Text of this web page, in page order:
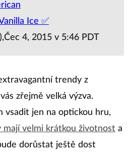
Ice ✅
4, 2015 v 5:46 PDT
trendy z
zřejmě velká výzva.
vsadit jen na optickou hru,
mají velmi krátkou životnost a
dorůstat ještě dost